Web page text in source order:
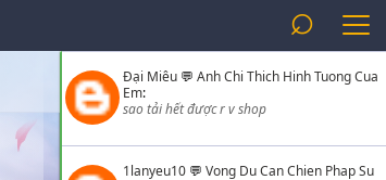
⌕
Đại Miêu 💬 Anh Chi Thich Hinh Tuong Cua
Em:
sao tải hết được r v shop
1lanyeu10 💬 Vong Du Can Chien Phap Su